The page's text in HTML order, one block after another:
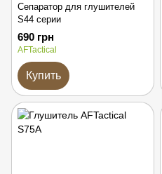
Сепаратор для глушителей
S44 серии
690 грн
AFTactical
Купить